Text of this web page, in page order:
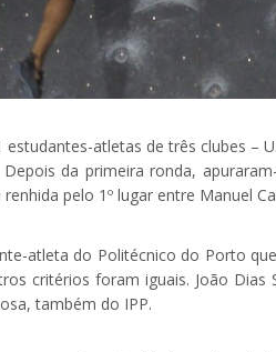
atletas de três clubes –
da primeira ronda,
pelo 1º lugar entre Manuel
atleta do Politécnico do Porto
critérios foram iguais. João
também do IPP.